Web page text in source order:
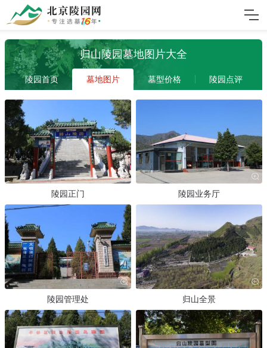
归山陵园墓地图片大全
陵园首页 墓地图片 墓型价格 陵园点评
陵园正门 陵园业务厅
陵园管理处 归山全景